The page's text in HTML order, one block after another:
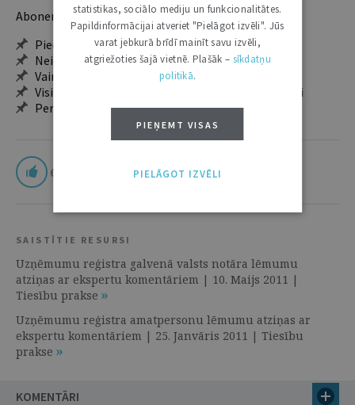
Abonentu ieguvumi:
Pieeja jaunākajam izdevumam
Neierobežota pieeja arhīvam – 24 h/7 d.
Vairāk nekā 18 000 rakstu un 2000 autoru
Visi tematiskie numuri un ikgadējie grāmatžurnāli
Personalizētās iespējas – piezīmes, citāti, mapes
6
SAISTĪTIE RESURSI
Uzņēmumu reģistra galvenā valsts notāra lēmumu
atziņas ar ekspertu komentāriem | 10. Maijs 2011 |
Tiesību prakse
Uzņēmumu reģistra amatpersonu lēmumu atziņas ar
ekspertu komentāriem | 25. Janvāris 2011 | Tiesību
prakse
KOMENTĀRI
statistikas, sociālo mediju un funkcionalitātes.
Papildinformācijai atveriet "Pielāgot izvēli". Jūs
varat jebkurā brīdī mainīt savu izvēli,
atgriežoties šajā vietnē. Plašāk – sīkdatņu
politikā.
PIEŅEMT VISAS
PIELĀGOT IZVĒLI